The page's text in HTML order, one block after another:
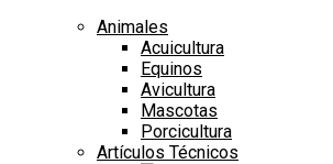
Animales
Acuicultura
Equinos
Avicultura
Mascotas
Porcicultura
Artículos Técnicos